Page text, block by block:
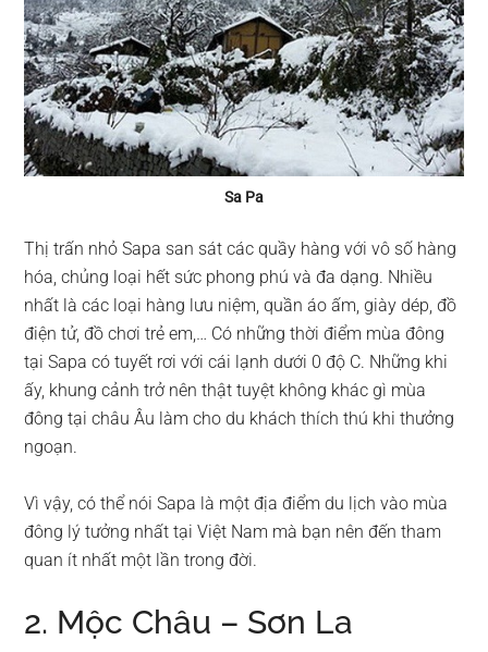
Sa Pa
Thị trấn nhỏ Sapa san sát các quầy hàng với vô số hàng
hóa, chủng loại hết sức phong phú và đa dạng. Nhiều
nhất là các loại hàng lưu niệm, quần áo ấm, giày dép, đồ
điện tử, đồ chơi trẻ em,… Có những thời điểm mùa đông
tại Sapa có tuyết rơi với cái lạnh dưới 0 độ C. Những khi
ấy, khung cảnh trở nên thật tuyệt không khác gì mùa
đông tại châu Âu làm cho du khách thích thú khi thưởng
ngoạn.
Vì vậy, có thể nói Sapa là một địa điểm du lịch vào mùa
đông lý tưởng nhất tại Việt Nam mà bạn nên đến tham
quan ít nhất một lần trong đời.
2. Mộc Châu – Sơn La